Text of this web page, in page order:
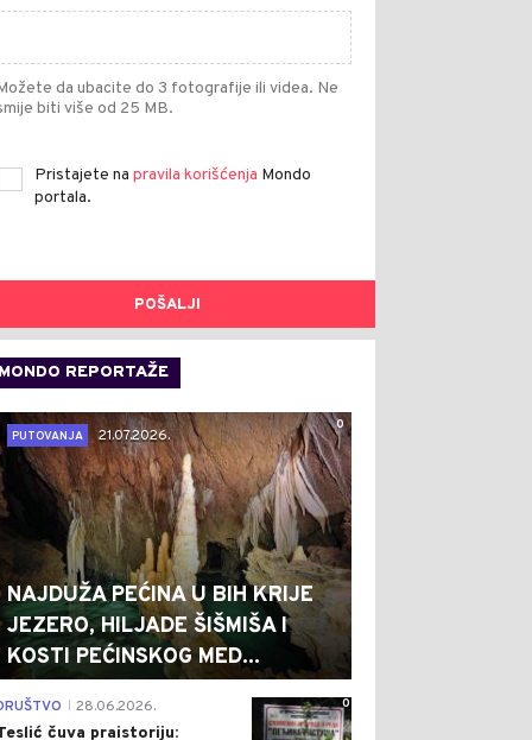
da ubacite do 3 fotografije ili videa. Ne
biti više od 25 MB.
Pristajete na pravila korišćenja Mondo
portala.
POŠALJI
MONDO REPORTAŽE
0
PUTOVANJA
21.07.2026.
NAJDUŽA PEĆINA U BIH KRIJE
JEZERO, HILJADE ŠIŠMIŠA I
KOSTI PEĆINSKOG MED...
0
28.06.2026.
čuva praistoriju: